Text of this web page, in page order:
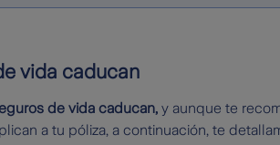
vida caducan
de vida caducan,y aunque te
a tu póliza, a continuación, te